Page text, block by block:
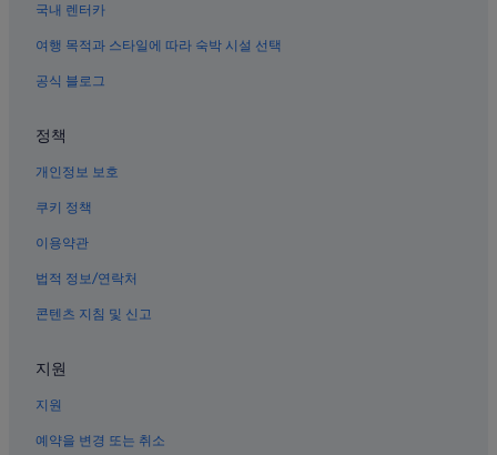
자카르타의 사우나가 있는 호텔
자카르타의 반려동물 동반 가능 호텔
국내 렌터카
여행 목적과 스타일에 따라 숙박 시설 선택
공식 블로그
정책
개인정보 보호
쿠키 정책
이용약관
법적 정보/연락처
콘텐츠 지침 및 신고
지원
지원
예약을 변경 또는 취소